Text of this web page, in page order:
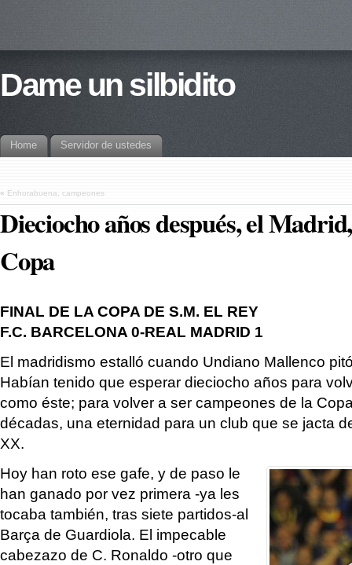
Dame un silbidito
Home Servidor de ustedes
« Enhorabuena, campeones
Dieciocho años después, el
Copa
FINAL DE LA COPA DE S.M. EL REY
F.C. BARCELONA 0-REAL MADRID 1
El madridismo estalló cuando Undiano Mallenco
Habían tenido que esperar dieciocho años para
como éste; para volver a ser campeones de la
décadas, una eternidad para un club que se jacta
XX.
Hoy han roto ese gafe, y de paso le
han ganado por vez primera -ya les
tocaba también, tras siete partidos-al
Barça de Guardiola. El impecable
cabezazo de C. Ronaldo -otro que